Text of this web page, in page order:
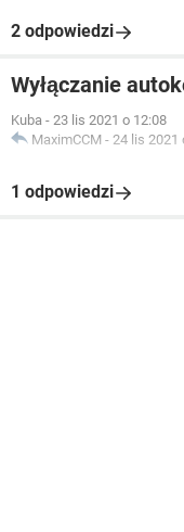
2 odpowiedzi
Wyłączanie
Kuba - 23 lis 2021 o 12:08
MaximCCM - 24 lis 2021
1 odpowiedzi